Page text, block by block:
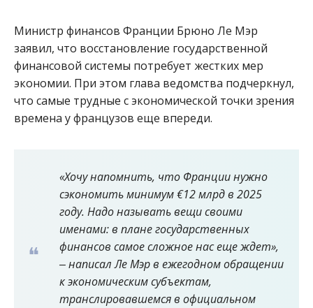
Министр финансов Франции Брюно Ле Мэр
заявил, что восстановление государственной
финансовой системы потребует жестких мер
экономии. При этом глава ведомства подчеркнул,
что самые трудные с экономической точки зрения
времена у французов еще впереди.
«Хочу напомнить, что Франции нужно
сэкономить минимум €12 млрд в 2025
году. Надо называть вещи своими
именами: в плане государственных
финансов самое сложное нас еще ждет»,
‒ написал Ле Мэр в ежегодном обращении
к экономическим субъектам,
транслировавшемся в официальном